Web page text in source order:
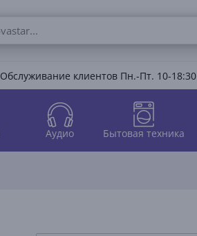
Обслуживание клиентов Пн.-Пт. 10-18:30
Аудио Бытовая техника